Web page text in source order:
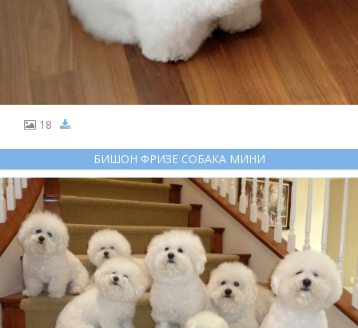
18
БИШОН ФРИЗЕ СОБАКА МИНИ